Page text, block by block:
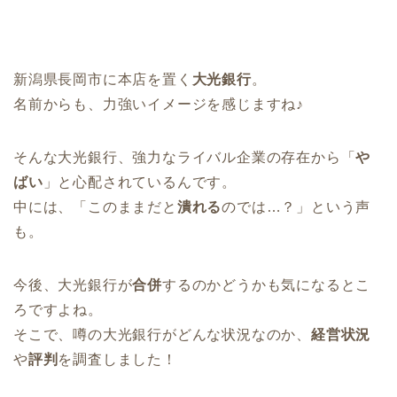
新潟県長岡市に本店を置く 大光銀行。
名前からも、力強いイメージを感じますね♪
そんな大光銀行、強力なライバル企業の存在から「や
ばい 」と心配されているんです。
中には、「このままだと 潰れるのでは…？」という声
も。
今後、大光銀行が合併するのかどうかも気になるとこ
ろですよね。
そこで、噂の大光銀行がどんな状況なのか、 経営状況
や評判 を調査しました！